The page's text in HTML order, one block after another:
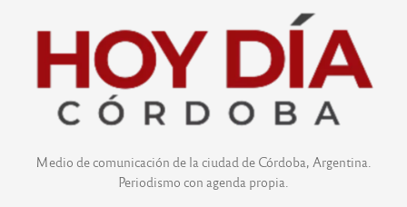
Medio de comunicación de la ciudad de Córdoba, Argentina.
Periodismo con agenda propia.